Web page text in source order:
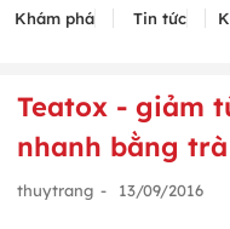
Khám phá Tin tức
Teatox - giảm
nhanh bằng
thuytrang - 13/09/2016